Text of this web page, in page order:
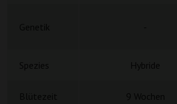
Spezies Hybride